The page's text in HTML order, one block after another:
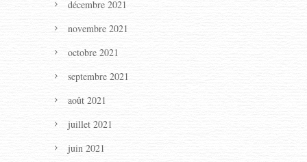
décembre 2021
novembre 2021
octobre 2021
septembre 2021
août 2021
juillet 2021
juin 2021